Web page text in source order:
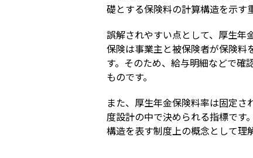
礎とする保険料の計算構造を示す
誤解されやすい点として、厚生年
保険は事業主と被保険者が保険料
す。そのため、給与明細などで確
ものです。
また、厚生年金保険料率は固定
度設計の中で決められる指標です
構造を表す制度上の概念として理